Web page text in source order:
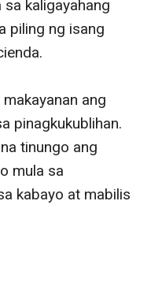
kaligayahang
piling ng isang
ang
pinagkukublihan.
tinungo ang
mula sa
kabayo at mabilis